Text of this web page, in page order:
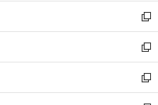
く
で
開
く
ド
ウ
で
開
く
ウ
ィ
ン
ド
ウ
で
開
し
い
ウ
ィ
ン
ド
ウ
新
し
い
ウ
ィ
ン
新
し
い
ウ
新
し